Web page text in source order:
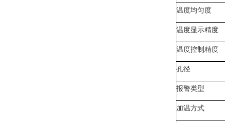
温度均匀度
温度显示精度
温度控制精度
孔径
报警类型
加温方式